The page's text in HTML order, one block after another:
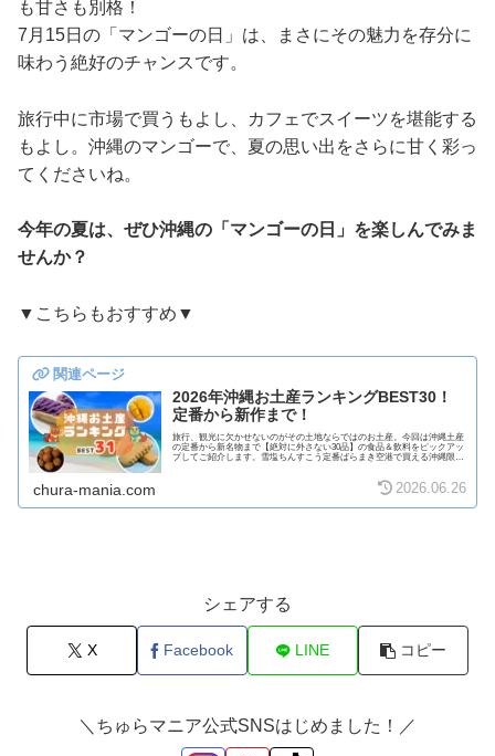
も甘さも別格！
7月15日の「マンゴーの日」は、まさにその魅力を存分に
味わう絶好のチャンスです。
旅行中に市場で買うもよし、カフェでスイーツを堪能する
もよし。沖縄のマンゴーで、夏の思い出をさらに甘く彩っ
てくださいね。
今年の夏は、ぜひ沖縄の「マンゴーの日」を楽しんでみま
せんか？
▼こちらもおすすめ▼
2026年沖縄お土産ランキングBEST30！
定番から新作まで！
旅行、観光に欠かせないのがその土地ならではのお土産。今回は沖縄土産
の定番から新名物まで【絶対に外さない30品】の食品＆飲料をピックアッ
プしてご紹介します。雪塩ちんすこう定番ばらまき空港で買える沖縄限定
chura-mania.com 2026.06.26
シェアする
X Facebook LINE コピー
＼ちゅらマニア公式SNSはじめました！／